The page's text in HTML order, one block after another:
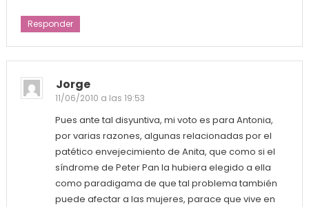
Responder
Jorge
11/06/2010 a las 19:53
Pues ante tal disyuntiva, mi voto es para Antonia,
por varias razones, algunas relacionadas por el
patético envejecimiento de Anita, que como si el
síndrome de Peter Pan la hubiera elegido a ella
como paradigama de que tal problema también
puede afectar a las mujeres, parace que vive en